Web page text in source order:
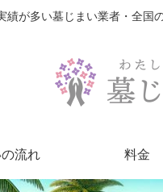
績が多い墓じまい業者・全国
流れ 料金